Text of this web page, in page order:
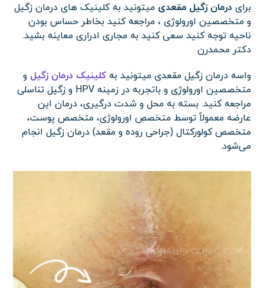
برای درمان زگیل مقعدی میتونید به کلینیک های درمان زگیل
و متخصصین اورولوژی ، مراجعه کنید بخاطر حساس بودن
ناحیه توجه کنید سعی کنید به مجاری ادراری معاینه بشید.
دکتر محمدرن
واسه درمان زگیل مقعدی میتونید بهکلینیک درمان زگیل و
متخصصین اورولوژی و باتجربه در زمینه HPV و زگیل تناسلی
مراجعه کنید. بسته به محل و شدت درگیری، درمان این
عارضه معمولاً توسط متخصص اورولوژی، متخصص پوست،
متخصص کولورکتال (جراحی روده و مقعد) درمان زگیل انجام
می‌شود.